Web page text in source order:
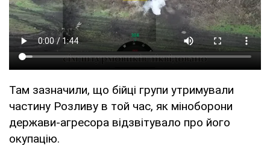
Там зазначили, що бійці групи утримували
частину Розливу в той час, як міноборони
держави-агресора відзвітувало про його
окупацію.